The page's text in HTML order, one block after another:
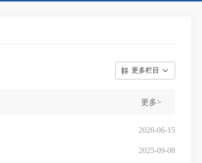
更多栏目
更多>
2026-06-15
2025-09-08